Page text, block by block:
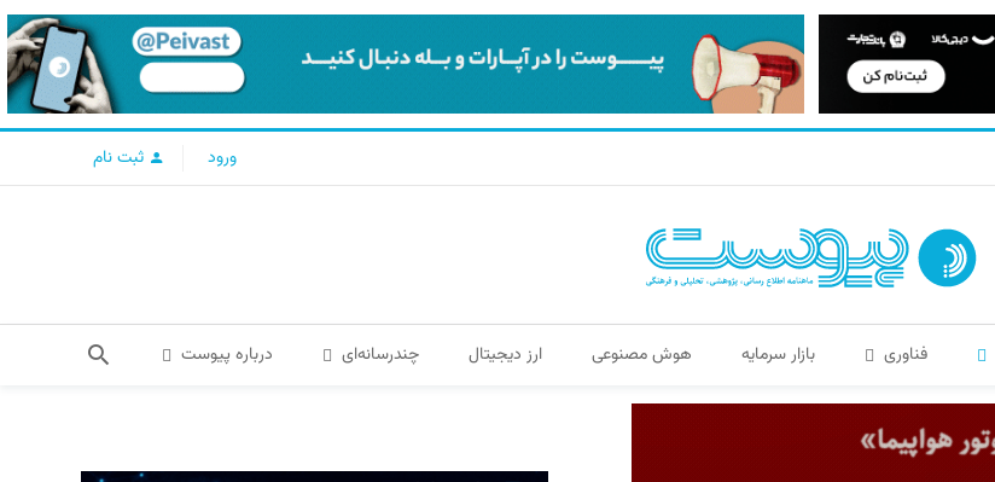
ورود ثبت نام
فناوری بازار سرمایه هوش مصنوعی ارز دیجیتال چندرسانه‌ای درباره پیوست